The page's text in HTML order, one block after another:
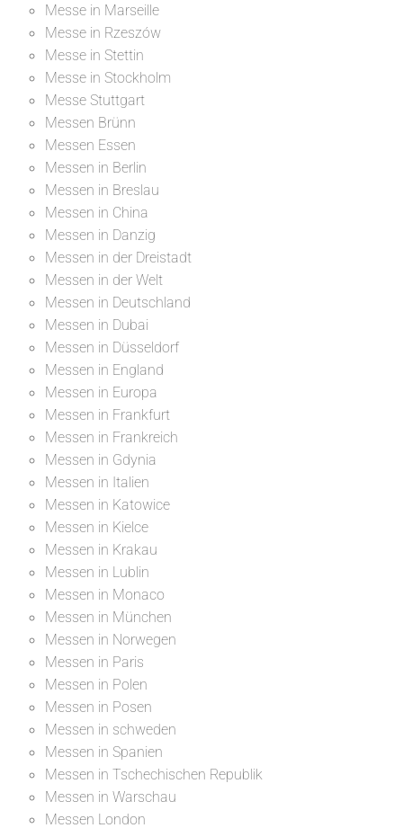
Messe in Marseille
Messe in Rzeszów
Messe in Stettin
Messe in Stockholm
Messe Stuttgart
Messen Brünn
Messen Essen
Messen in Berlin
Messen in Breslau
Messen in China
Messen in Danzig
Messen in der Dreistadt
Messen in der Welt
Messen in Deutschland
Messen in Dubai
Messen in Düsseldorf
Messen in England
Messen in Europa
Messen in Frankfurt
Messen in Frankreich
Messen in Gdynia
Messen in Italien
Messen in Katowice
Messen in Kielce
Messen in Krakau
Messen in Lublin
Messen in Monaco
Messen in München
Messen in Norwegen
Messen in Paris
Messen in Polen
Messen in Posen
Messen in schweden
Messen in Spanien
Messen in Tschechischen Republik
Messen in Warschau
Messen London